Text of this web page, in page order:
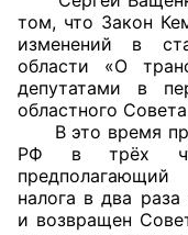
Общественные
Общественные
органах
независимой
том, что Закон
изменений в
области «О
депутатами в
областного
В это время
РФ в трёх
налога в два
и возвращен